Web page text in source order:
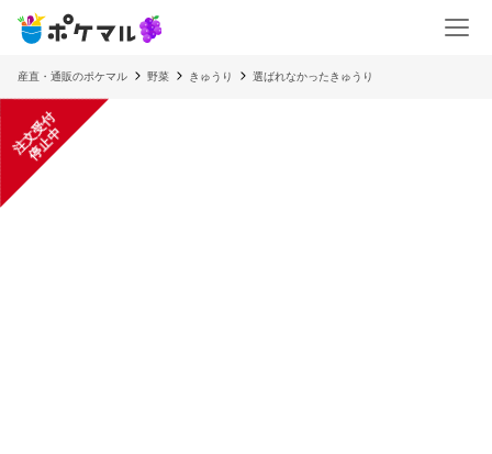
産直・通販のポケマル 野菜 きゅうり 選ばれなかったきゅうり
注
文
受
付
停
止
中